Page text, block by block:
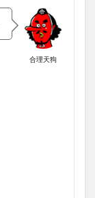
合理天狗